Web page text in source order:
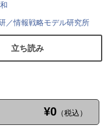
／情報戦略モデル研究所
立ち読み
¥0 （税込）